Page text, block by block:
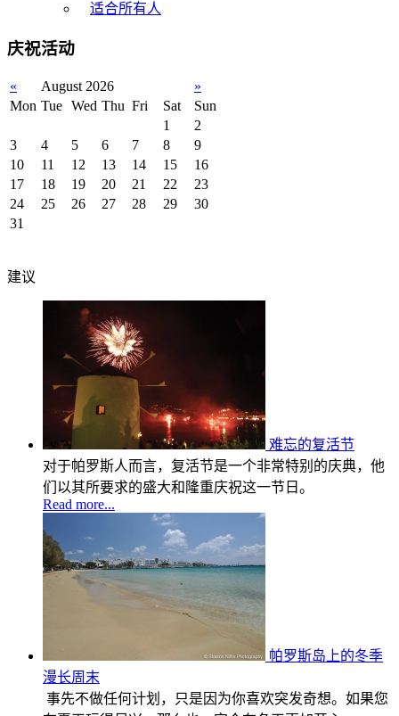
适合所有人
庆祝活动
« August 2026
»
Mon Tue Wed Thu Fri Sat
Sun
1
2
3
4 5 6 7 8
9
10
11 12 13 14 15
16
17
18 19 20 21 22
23
24
25 26 27 28 29
30
31
建议
难忘的复活节
对于帕罗斯人而言，复活节是一个非常特别的庆典，他
们以其所要求的盛大和隆重庆祝这一节日。
Read more...
帕罗斯岛上的冬季
漫长周末
事先不做任何计划，只是因为你喜欢突发奇想。如果您